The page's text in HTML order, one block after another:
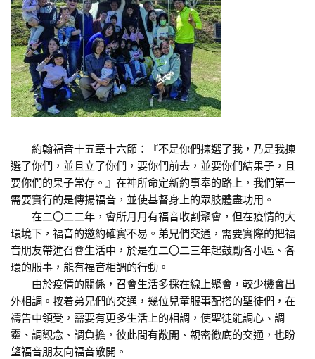
約翰福音十五章十六節：『不是你們揀選了我，乃是我揀
選了你們，並且立了你們，要你們前去，並要你們結果子，且
要你們的果子常存。』在神所命定新約事奉的路上，我們第一
需要實行的是傳揚福音，並使基督身上的眾肢體盡功用。
在二〇二二年，會所月月有福音收割聚會，但在疫情的大
環境下，福音的邀約確實不易。弟兄們交通，需要實際的把福
音朋友帶進召會生活中，於是在二〇二三年起鼓勵各小區、各
環的服事，能有福音相調的行動。
由於疫情的關係，召會生活多採在線上聚會，較少機會出
外相調。按着弟兄們的交通，幾位兒童服事配搭的聖徒們，在
禱告中領受，需要有更多生活上的相調，使聖徒能調心、調
靈、調觀念、調負擔，彼此間有敞開、親密徹底的交通，也盼
望福音朋友向福音敞開。